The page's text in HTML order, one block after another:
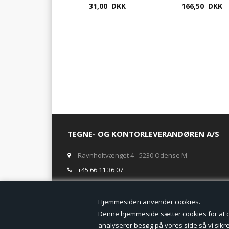
Hjemmesiden
Denne hjemmeside sætter cookies for at
analyserer besøg på vores side så vi
31,00 DKK
videnskabelig
166,50 DKK
TEGNE- OG KONTORLEVERANDØREN A/S
Ravnholtvænget 4 - 5230 Odense M
+45 66 11 36 07
salg@tegneogkontor.dk
ÅBNINGSTIDER I BUTIKKEN
Mandag-Fredag: 8.00 - 17.00